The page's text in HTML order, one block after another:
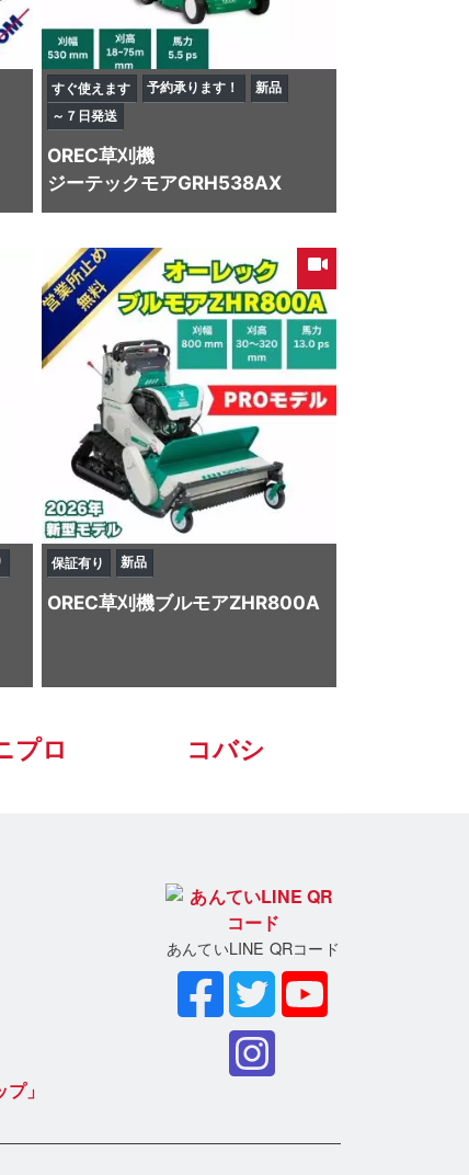
すぐ使えます 予約承ります！
新品
～７日発送
OREC草刈機
ジーテックモアGRH538AX
保証有り 新品
OREC草刈機ブルモアZHR800A
プロ コバシ
」
あんていLINE QRコード